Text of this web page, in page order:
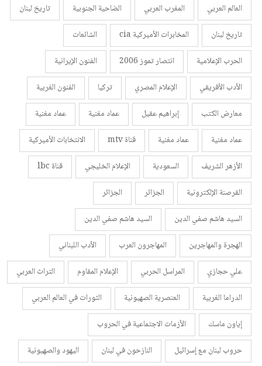
العالم العربي
المغرب العربي الضاحية الجنوبية
تاريخ لبنان
تاريخ لبنان
المخابرات الأميركية cia
الشائعات
الحرب الإعلامية
انتصار تموز 2006
الفنون الإيرانية
الأدب الأفريقي
الإعلام المصري تركيا
الفنون الغربية
معارض الكتب
إبراهيم عقيل عماد مغنية
عماد مغنية
عماد مغنية
عماد مغنية قناة mtv
الانتخابات الأميركية
الأزهر الشريف
السعودية الإعلام الخليجي
قناة lbc
القرصنة الإلكترونية
الجزائر
الجزائر
السيد هاشم صفي الدين
السيد هاشم صفي الدين
الهجرة والمهاجرين
المهاجرون العرب
الأدب اللبناني
علي حجازي
المراسل الحربي الإعلام المقاوم
التراث العربي
الدراما الغربية
العنصرية الصهيونية
الثورات في العالم العربي
إياون ماسك
الأزمات الاجتماعية في الحروب
حروب لبنان مع إسرائيل
النازحون في لبنان
اليهود والصهيونية